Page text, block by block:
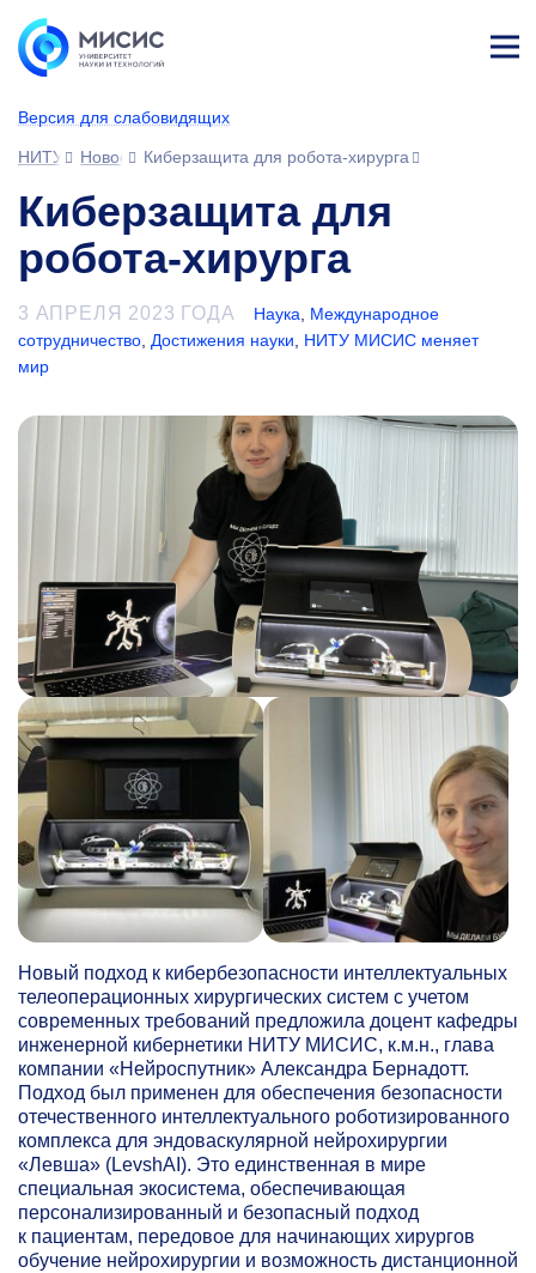
Версия для слабовидящих
НИТУ МИСИС
НовостиКиберзащита для робота-хирурга
Киберзащита для
робота-хирурга
3 АПРЕЛЯ 2023 ГОДА Наука
Международное
сотрудничество Достижения науки
НИТУ МИСИС меняет
мир
Новый подход к кибербезопасности интеллектуальных
телеоперационных хирургических систем с учетом
современных требований предложила доцент кафедры
инженерной кибернетики НИТУ МИСИС, к.м.н., глава
компании «Нейроспутник» Александра Бернадотт.
Подход был применен для обеспечения безопасности
отечественного интеллектуального роботизированного
комплекса для эндоваскулярной нейрохирургии
«Левша» (LevshAI). Это единственная в мире
специальная экосистема, обеспечивающая
персонализированный и безопасный подход
к пациентам, передовое для начинающих хирургов
обучение нейрохирургии и возможность дистанционной